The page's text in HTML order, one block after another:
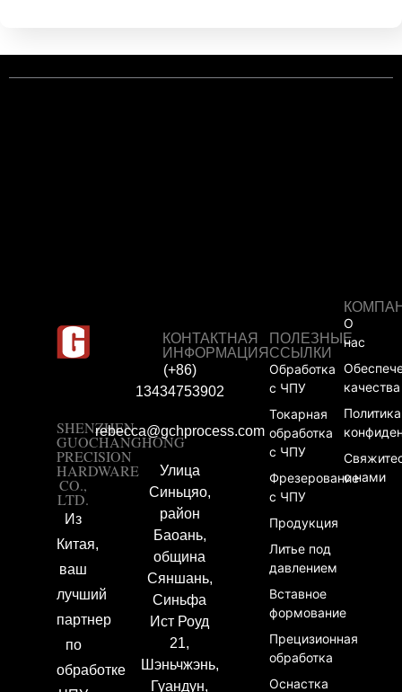
SHENZHEN
GUOCHANGHONG
PRECISION
HARDWARE
CO.,
LTD.
Из
Китая,
ваш
лучший
партнер
по
обработке
КОНТАКТНАЯ
ИНФОРМАЦИЯ
(+86)
13434753902
rebecca@gchprocess.com
Улица
Синьцяо,
район
Баоань,
община
Сяншань,
Синьфа
Ист Роуд
21,
Шэньчжэнь,
Гуандун,
ПОЛЕЗНЫЕ
ССЫЛКИ
Обработка
с ЧПУ
Токарная
обработка
с ЧПУ
Фрезерование
с ЧПУ
Продукция
Литье под
давлением
Вставное
формование
Прецизионная
обработка
Оснастка
О
нас
качества
Политика
с нами